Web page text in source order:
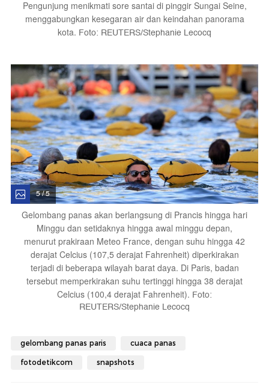
Pengunjung menikmati sore santai di pinggir Sungai Seine,
menggabungkan kesegaran air dan keindahan panorama
kota. Foto: REUTERS/Stephanie Lecocq
5 / 5
Gelombang panas akan berlangsung di Prancis hingga hari
Minggu dan setidaknya hingga awal minggu depan,
menurut prakiraan Meteo France, dengan suhu hingga 42
derajat Celcius (107,5 derajat Fahrenheit) diperkirakan
terjadi di beberapa wilayah barat daya. Di Paris, badan
tersebut memperkirakan suhu tertinggi hingga 38 derajat
Celcius (100,4 derajat Fahrenheit). Foto:
REUTERS/Stephanie Lecocq
gelombang panas paris cuaca panas
fotodetikcom snapshots